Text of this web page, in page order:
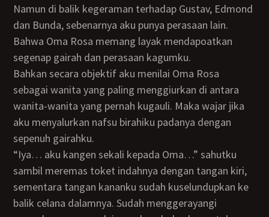
Namun di balik kegeraman terhadap Gustav, Edmond
dan Bunda, sebenarnya aku punya perasaan lain.
Bahwa Oma Rosa memang layak mendapoatkan
segenap gairah dan perasaan kagumku.
Bahkan secara objektif aku menilai Oma Rosa
sebagai wanita yang paling menggiurkan di antara
wanita-wanita yang pernah kugauli. Maka wajar jika
aku menyalurkan nafsu birahiku padanya dengan
sepenuh gairahku.
“Iya… aku kangen sekali kepada Oma…” sahutku
sambil meremas toket indahnya dengan tangan kiri,
sementara tangan kananku sudah kuselundupkan ke
balik celana dalamnya. Sudah menggerayangi